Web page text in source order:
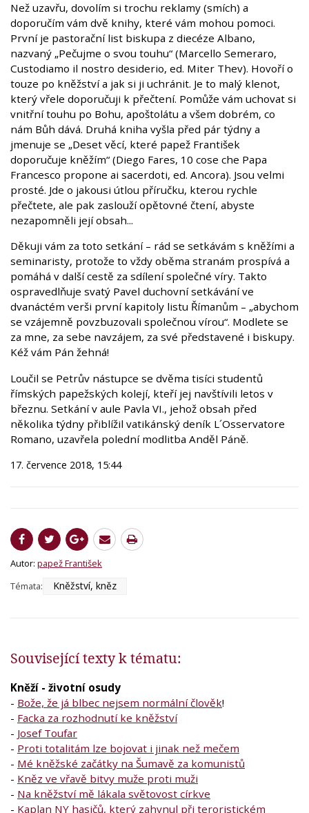
Než uzavřu, dovolím si trochu reklamy (smích) a
doporučím vám dvě knihy, které vám mohou pomoci.
První je pastorační list biskupa z diecéze Albano,
nazvaný „Pečujme o svou touhu“ (Marcello Semeraro,
Custodiamo il nostro desiderio, ed. Miter Thev). Hovoří o
touze po kněžství a jak si ji uchránit. Je to malý klenot,
který vřele doporučuji k přečtení. Pomůže vám uchovat si
vnitřní touhu po Bohu, apoštolátu a všem dobrém, co
nám Bůh dává. Druhá kniha vyšla před pár týdny a
jmenuje se „Deset věcí, které papež František
doporučuje kněžím“ (Diego Fares, 10 cose che Papa
Francesco propone ai sacerdoti, ed. Ancora). Jsou velmi
prosté. Jde o jakousi útlou příručku, kterou rychle
přečtete, ale pak zaslouží opětovné čtení, abyste
nezapomněli její obsah...
Děkuji vám za toto setkání – rád se setkávám s kněžími a
seminaristy, protože to vždy oběma stranám prospívá a
pomáhá v další cestě za sdílení společné víry. Takto
ospravedlňuje svatý Pavel duchovní setkávání ve
dvanáctém verši první kapitoly listu Římanům – „abychom
se vzájemně povzbuzovali společnou vírou“. Modlete se
za mne, za sebe navzájem, za své představené i biskupy.
Kéž vám Pán žehná!
Loučil se Petrův nástupce se dvěma tisíci studentů
římských papežských kolejí, kteří jej navštívili letos v
březnu. Setkání v aule Pavla VI., jehož obsah před
několika týdny přiblížil vatikánský deník L´Osservatore
Romano, uzavřela polední modlitba Anděl Páně.
17. července 2018, 15:44
Autor: papež František
Témata:
Kněžství, kněz
Související texty k tématu:
Kněží - životní osudy
- Bože, že já blbec nejsem normální člověk!
- Facka za rozhodnutí ke kněžství
- Josef Toufar
- Proti totalitám lze bojovat i jinak než mečem
- Mé kněžské začátky na Šumavě za komunistů
- Kněz ve vřavě bitvy muže proti muži
- Na kněžství mě lákala světovost církve
- Kaplan NY hasičů, který zahynul při teroristickém